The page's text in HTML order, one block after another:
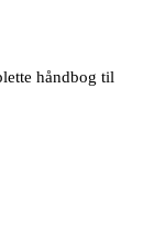
håndbog til